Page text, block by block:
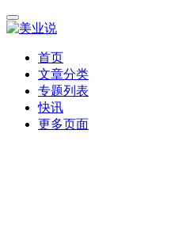
首页
文章分类
专题列表
快讯
更多页面